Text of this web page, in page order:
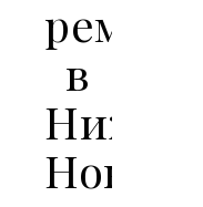
ремонт
в
Нижнем